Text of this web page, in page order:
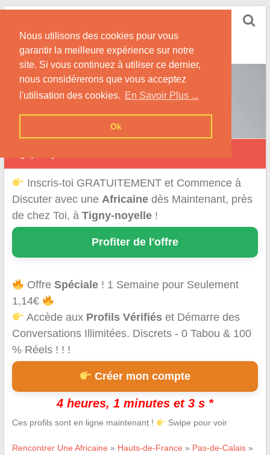
Nous utilisons des cookies pour vous
garantir la meilleure expérience sur notre
site. Si vous continuez à utiliser ce dernier,
nous considérerons que vous acceptez
l'utilisation des cookies. En Savoir Plus ...
Ok
Skip
content
Conseils et Infos pour la Rencontre d'une Belle
Africaine !
Inscris-toi GRATUITEMENT et Commence à
Discuter avec une Africainedès Maintenant, près
de chez Toi, à Tigny-noyelle!
Profiter de l'offre
OffreSpéciale ! 1 Semaine pour Seulement
1,14€
Accède aux Profils Vérifiés et Démarre des
Conversations Illimitées. Discrets - 0 Tabou & 100
% Réels ! ! !
Créer mon compte
4 heures, 1 minutes et 3 s *
Ces profils sont en ligne maintenant ! Swipe pour voir
Rencontrer Une Africaine » Hauts-de-France » Pas-de-Calais»